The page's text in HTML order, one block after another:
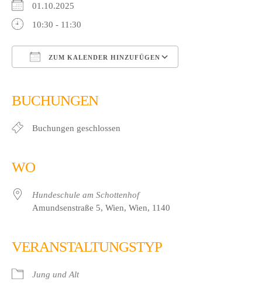
01.10.2025
10:30 - 11:30
ZUM KALENDER HINZUFÜGEN
BUCHUNGEN
Buchungen geschlossen
WO
Hundeschule am Schottenhof
Amundsenstraße 5, Wien, Wien, 1140
VERANSTALTUNGSTYP
Jung und Alt